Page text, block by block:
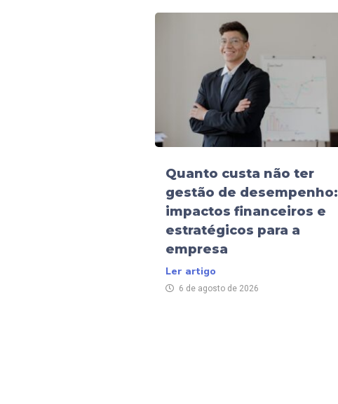
Quanto custa não ter
gestão de desempenho:
impactos financeiros e
estratégicos para a
empresa
Ler artigo
6 de agosto de 2026